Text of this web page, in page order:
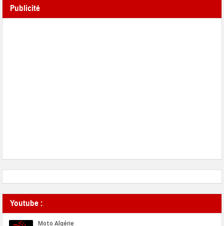
Publicité
Youtube :